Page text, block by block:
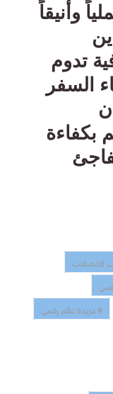
وأنيقاً
تدوم
السفر
بكفاءة
الاتصالات
# جريدة عالم رقمي